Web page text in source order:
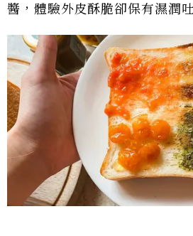
醬，體驗外皮酥脆卻保有濕潤